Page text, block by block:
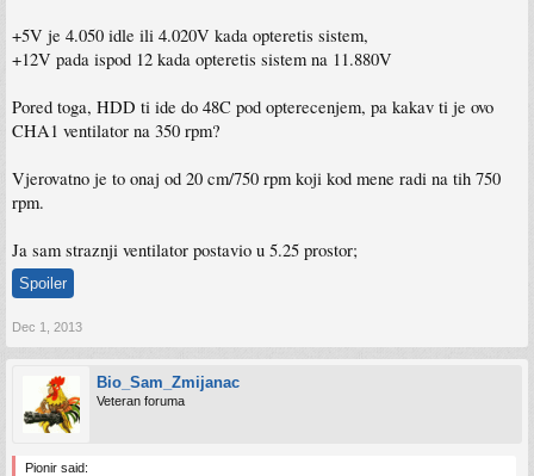
+5V je 4.050 idle ili 4.020V kada opteretis sistem,
+12V pada ispod 12 kada opteretis sistem na 11.880V
Pored toga, HDD ti ide do 48C pod opterecenjem, pa kakav ti je ovo
CHA1 ventilator na 350 rpm?
Vjerovatno je to onaj od 20 cm/750 rpm koji kod mene radi na tih 750
rpm.
Ja sam straznji ventilator postavio u 5.25 prostor;
Spoiler
Dec 1, 2013
Bio_Sam_Zmijanac
Veteran foruma
Pionir said: